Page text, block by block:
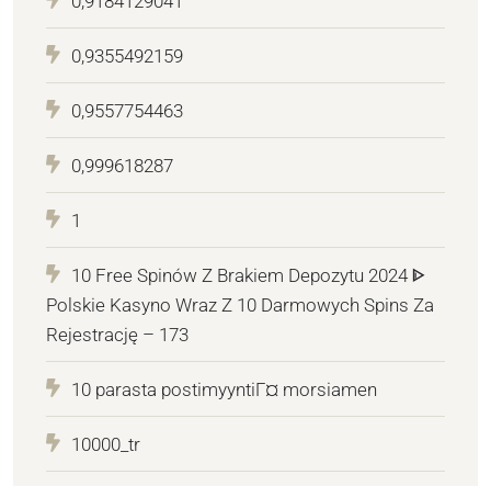
0,9355492159
0,9557754463
0,999618287
1
10 Free Spinów Z Brakiem Depozytu 2024 ᐈ
Polskie Kasyno Wraz Z 10 Darmowych Spins Za
Rejestrację – 173
10 parasta postimyyntiГ¤ morsiamen
10000_tr